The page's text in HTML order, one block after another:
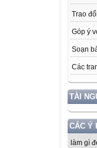
Trao
Góp ý
Soạn
Các
TÀI
CÁC Ý
làm gì